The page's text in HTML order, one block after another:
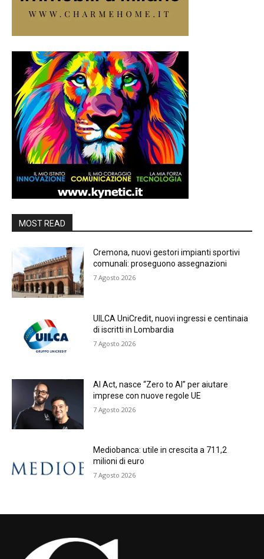
MOST READ
Cremona, nuovi gestori impianti sportivi
comunali: proseguono assegnazioni
7 Agosto 2026
UILCA UniCredit, nuovi ingressi e centinaia
di iscritti in Lombardia
7 Agosto 2026
AI Act, nasce “Zero to AI” per aiutare
imprese con nuove regole UE
7 Agosto 2026
Mediobanca: utile in crescita a 711,2
milioni di euro
7 Agosto 2026